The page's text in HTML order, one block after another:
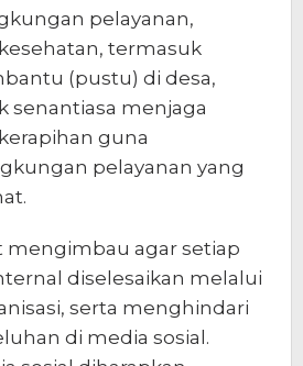
pelayanan,
termasuk
(pustu) di desa,
senantiasa menjaga
guna
pelayanan yang
mengimbau agar setiap
diselesaikan melalui
serta menghindari
di media sosial.